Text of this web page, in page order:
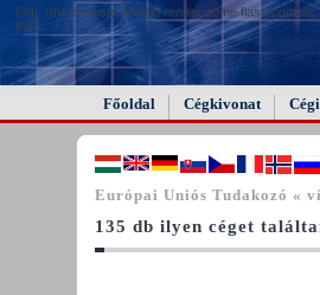
FAIL (the browser should render some flash content,
this).
Főoldal Cégkivonat
Európai Uniós Tudakozó «
135 db ilyen céget